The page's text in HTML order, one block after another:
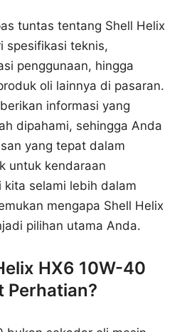
tuntas tentang Shell Helix
spesifikasi teknis,
penggunaan, hingga
oli lainnya di pasaran.
informasi yang
dipahami, sehingga Anda
yang tepat dalam
untuk kendaraan
kita selami lebih dalam
mengapa Shell Helix
pilihan utama Anda.
HX6 10W-40
Perhatian?